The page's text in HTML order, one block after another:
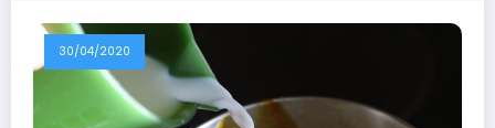
30/04/2020